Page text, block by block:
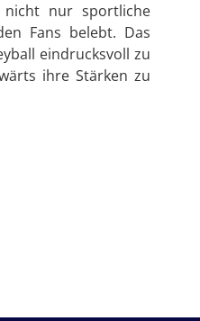
nicht nur sportliche
Fans belebt. Das
eindrucksvoll zu
ihre Stärken zu